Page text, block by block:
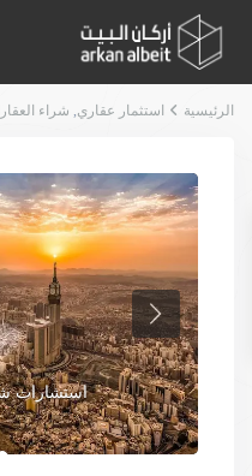
الرئيسية استثمار عقاري, شراء
استشارات